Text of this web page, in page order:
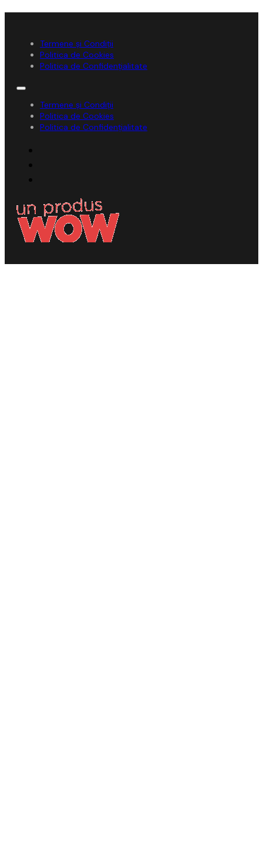
Termene și Condiții
Politica de Cookies
Politica de Confidențialitate
Termene și Condiții
Politica de Cookies
Politica de Confidențialitate